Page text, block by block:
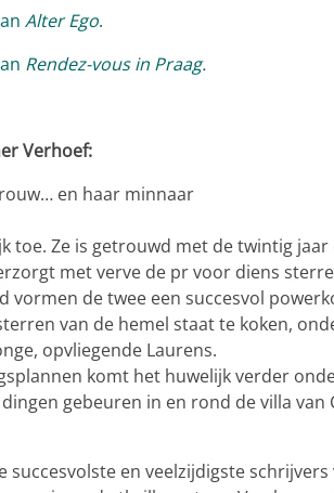
Alter Ego.
Rendez-vous in Praag.
Verhoef:
en haar minnaar
toe. Ze is getrouwd met de twintig
met verve de pr voor diens
vormen de twee een succesvol
van de hemel staat te koken,
opvliegende Laurens.
komt het huwelijk verder
gebeuren in en rond de villa van
succesvolste en veelzijdigste schrijvers